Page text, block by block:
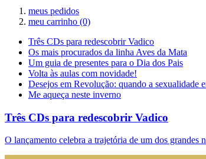
meus pedidos
meu carrinho (0)
Três CDs para redescobrir Vadico
Os mais procurados da linha Aves da Mata
Um guia de presentes para o Dia dos Pais
Volta às aulas com novidade!
Desejos em Revolução: quando a sexualidade
Me aqueça neste inverno
Três CDs para redescobrir Vadico
O lançamento celebra a trajetória de um dos